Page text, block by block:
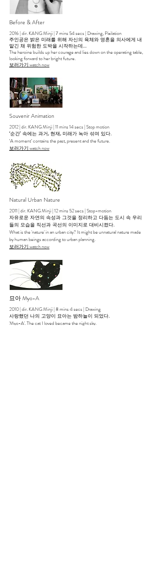
Before & After
2016 | dir. KANG Minji | 7 mins 54 secs | Drawing, Pixilation
주인공은 밝은 미래를 위해 자신의 육체와 영혼을 의사에게 내
맡긴 채 위험한 도박을 시작하는데…
The heroine builds up her courage and lies down on the operating table,
looking forward to her bright future.
보러가기 watch now
Souvenir Animation
2012 | dir. KANG Minji | 11 mins 14 secs | Stop motion
‘순간’ 속에는 과거, 현재, 미래가 녹아 섞여 있다.
‘A moment’ contains the past, present and the future.
​보러가기 watch now
Natural Urban Nature
2011 | dir. KANG Minji | 12 mins 52 secs | Stop-motion
자유로운 자연의 속성과 그것을 정리하고 다듬는 도시 속 우리
들의 모습을 직선과 곡선의 이미지로 대비시켰다.
What is the 'nature' in an urban city? It might be unnatural nature made
by human beings according to urban planning.
​보러가기 watch now
묘아 Myo-A
2010 | dir. KANG Minji | 8 mins 4 secs | Drawing
사랑했던 나의 고양이 묘아는 밤하늘이 되었다.
'Myo-A'. The cat I loved became the night sky.